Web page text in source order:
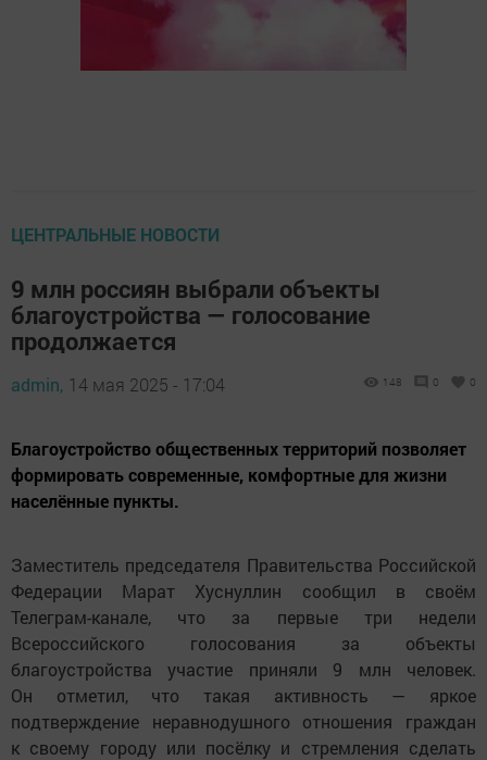
ЦЕНТРАЛЬНЫЕ НОВОСТИ
9 млн россиян выбрали объекты
благоустройства — голосование
продолжается
admin, 14 мая 2025 - 17:04 148 0 0
Благоустройство общественных территорий позволяет
формировать современные, комфортные для жизни
населённые пункты.
Заместитель председателя Правительства Российской
Федерации Марат Хуснуллин сообщил в своём
Телеграм-канале, что за первые три недели
Всероссийского голосования за объекты
благоустройства участие приняли 9 млн человек.
Он отметил, что такая активность — яркое
подтверждение неравнодушного отношения граждан
к своему городу или посёлку и стремления сделать